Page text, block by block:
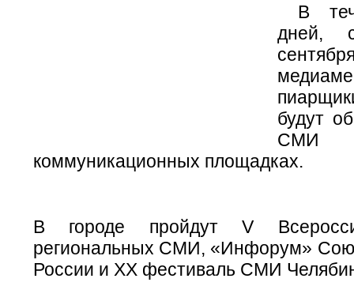
В
дней,
будут
СМИ
коммуникационных площадках.
В городе пройдут V
региональных СМИ, «Инфорум»
России и XX фестиваль СМИ